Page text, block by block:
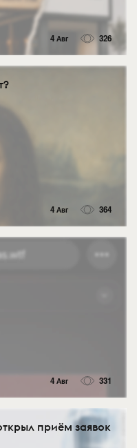
4 Авг 326
4 Авг 364
4 Авг 331
приём заявок